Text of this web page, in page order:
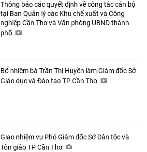
Thông báo các quyết định về công tác cán bộ
tại Ban Quản lý các Khu chế xuất và Công
nghiệp Cần Thơ và Văn phòng UBND thành
phố
Bổ nhiệm bà Trần Thị Huyền làm Giám đốc Sở
Giáo dục và Đào tạo TP Cần Thơ
Giao nhiệm vụ Phó Giám đốc Sở Dân tộc và
Tôn giáo TP Cần Thơ